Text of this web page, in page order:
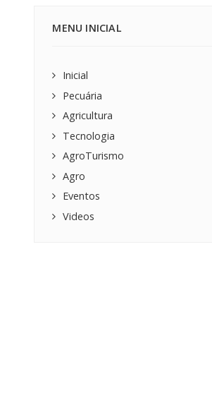
MENU INICIAL
Inicial
Pecuária
Agricultura
Tecnologia
AgroTurismo
Agro
Eventos
Videos